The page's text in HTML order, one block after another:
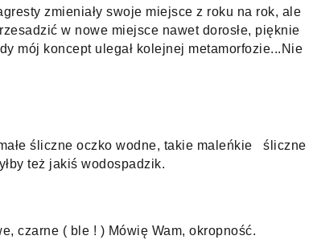
zmieniały swoje miejsce z roku na rok, ale
w nowe miejsce nawet dorosłe, pięknie
mój koncept ulegał kolejnej metamorfozie... Nie
śliczne oczko wodne, takie maleńkie   śliczne
też jakiś wodospadzik.
czarne ( ble ! ) Mówię Wam, okropność.